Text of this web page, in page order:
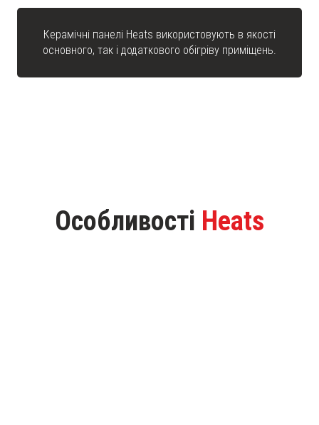
Керамічні панелі Heats використовують в якості
основного, так і додаткового обігріву приміщень.
Особливості Heats